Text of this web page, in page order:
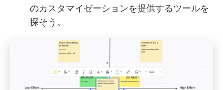
のカスタマイゼーションを提供するツールを
探そう。